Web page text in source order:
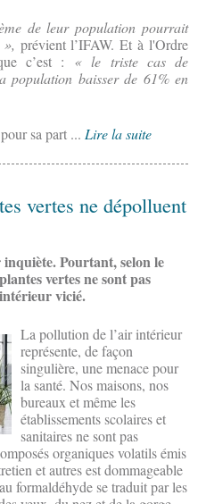
de leur population pourrait
prévient l’IFAW. Et à l'Ordre
c’est : « le triste cas de
population baisser de 61% en
sa part ... Lire la suite
vertes ne dépolluent
Pourtant, selon le
vertes ne sont pas
vicié.
La pollution de l’air intérieur
représente, de façon
singulière, une menace pour
la santé. Nos maisons, nos
bureaux et même les
établissements scolaires et
sanitaires ne sont pas
organiques volatils émis
et autres est dommageable
formaldéhyde se traduit par les